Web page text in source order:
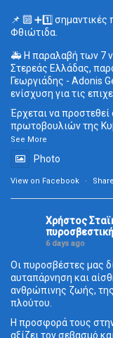
📌 🔟 ➕1️⃣
Φθιώτιδα.
🚑 Η παραλαβή των 7
Στερεάς Ελλάδας,
Γεωργιάδης - Adonis
ενίσχυση για τις
Έρχεται να
πρωτοβουλιών της
See More
Photo
View on Facebook · Share
Χρήστος
6 days ago
Οι πυροσβέστες μας
αυταπάρνηση και
ανθρώπινης ζωής,
πλούτου.
Η προσφορά τους
αξίζει τον σεβασμό